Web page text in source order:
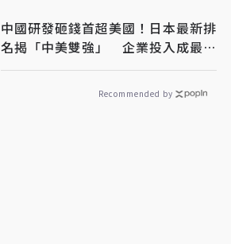
中國研發砸錢首超美國！日本最新排
名揭「中美雙強」 企業投入成最大
推力
Recommended by